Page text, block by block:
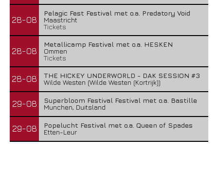
28-08
Pelagic Fest Festival met o.a. Predatory Void
Maastricht
Tickets
28-08
Metallicamp Festival met o.a. HESKEN
Ommen
Tickets
28-08
THE HICKEY UNDERWORLD - DAK SESSION #3
Wilde Westen (Wilde Westen (Kortrijk))
29-08
Superbloom Festival Festival met o.a. Bastille
Munchen, Duitsland
29-08
Popelucht Festival met o.a. Queen of Spades
Etten-Leur